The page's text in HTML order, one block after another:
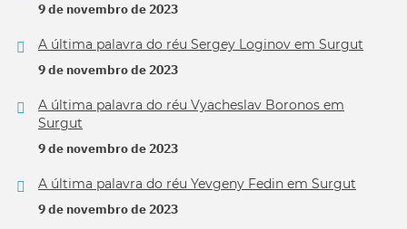
9 de novembro de 2023
A última palavra do réu Sergey Loginov em Surgut
9 de novembro de 2023
A última palavra do réu Vyacheslav Boronos em
Surgut
9 de novembro de 2023
A última palavra do réu Yevgeny Fedin em Surgut
9 de novembro de 2023